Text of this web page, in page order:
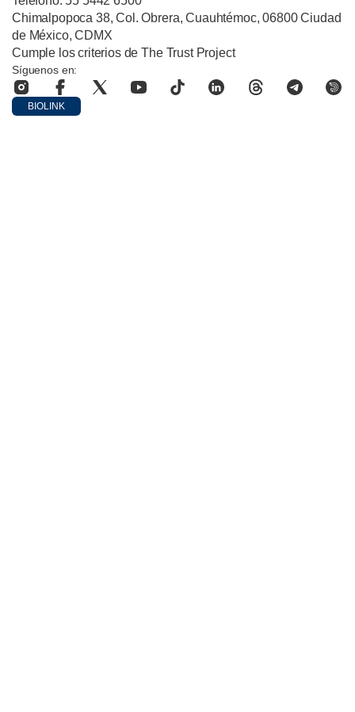
Chimalpopoca 38, Col. Obrera, Cuauhtémoc, 06800 Ciudad
de México, CDMX
Cumple los criterios de The Trust Project
Síguenos en:
BIOLINK